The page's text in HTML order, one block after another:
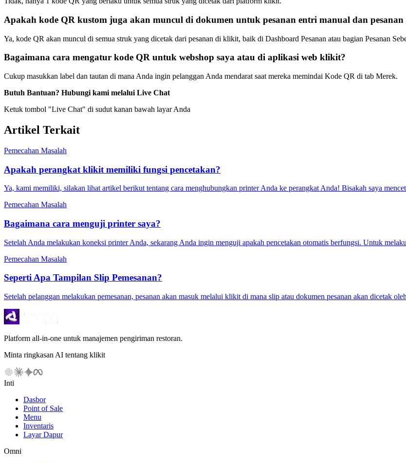
Apakah kode QR kustom juga akan muncul di dokumen untuk pesanan entri manual dan pesanan
Ya, kode QR akan muncul di semua struk yang dicetak dari pesanan di klikit, baik di Dashboard Pesanan atau bagian Pesanan
Bagaimana cara mengatur kode QR untuk webshop saya atau di aplikasi web klikit?
Cukup masukkan label dan tautan di mana Anda ingin pelanggan Anda mendarat saat mereka memindai Kode QR di tab Merek.
Butuh Bantuan? Hubungi kami melalui Live Chat
Ketuk tombol "Live Chat" di sudut kanan bawah layar Anda
Artikel Terkait
Pemecahan Masalah
Apakah perangkat klikit memiliki fungsi pencetakan?
Ya, kami memiliki, silakan lihat artikel berikut tentang cara menghubungkan printer Anda ke perangkat Anda! Bisakah saya
Pemecahan Masalah
Bagaimana cara menguji printer saya?
Setelah Anda melakukan koneksi printer Anda, sekarang Anda ingin menguji apakah pencetakan otomatis berfungsi. Untuk
Pemecahan Masalah
Seperti Apa Tampilan Slip Pemesanan?
Setelah pelanggan melakukan pemesanan, pesanan akan masuk melalui klikit di mana slip atau dokumen pesanan akan dicetak
Platform all-in-one untuk manajemen pengiriman restoran.
Minta ringkasan AI tentang klikit
Inti
Dasbor
Point of Sale
Menu
Inventaris
Layar Dapur
Omni